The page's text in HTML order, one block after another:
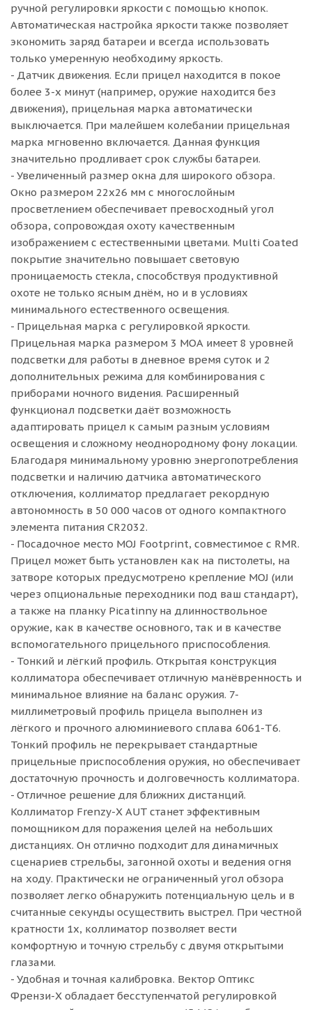
ручной регулировки яркости с помощью кнопок.
Автоматическая настройка яркости также позволяет
экономить заряд батареи и всегда использовать
только умеренную необходиму яркость.
- Датчик движения. Если прицел находится в покое
более 3-х минут (например, оружие находится без
движения), прицельная марка автоматически
выключается. При малейшем колебании прицельная
марка мгновенно включается. Данная функция
значительно продливает срок службы батареи.
- Увеличенный размер окна для широкого обзора.
Окно размером 22x26 мм с многослойным
просветлением обеспечивает превосходный угол
обзора, сопровождая охоту качественным
изображением с естественными цветами. Multi Coated
покрытие значительно повышает световую
проницаемость стекла, способствуя продуктивной
охоте не только ясным днём, но и в условиях
минимального естественного освещения.
- Прицельная марка с регулировкой яркости.
Прицельная марка размером 3 МОА имеет 8 уровней
подсветки для работы в дневное время суток и 2
дополнительных режима для комбинирования с
приборами ночного видения. Расширенный
функционал подсветки даёт возможность
адаптировать прицел к самым разным условиям
освещения и сложному неоднородному фону локации.
Благодаря минимальному уровню энергопотребления
подсветки и наличию датчика автоматического
отключения, коллиматор предлагает рекордную
автономность в 50 000 часов от одного компактного
элемента питания CR2032.
- Посадочное место MOJ Footprint, совместимое с RMR.
Прицел может быть установлен как на пистолеты, на
затворе которых предусмотрено крепление MOJ (или
через опциональные переходники под ваш стандарт),
а также на планку Picatinny на длинноствольное
оружие, как в качестве основного, так и в качестве
вспомогательного прицельного приспособления.
- Тонкий и лёгкий профиль. Открытая конструкция
коллиматора обеспечивает отличную манёвренность и
минимальное влияние на баланс оружия. 7-
миллиметровый профиль прицела выполнен из
лёгкого и прочного алюминиевого сплава 6061-T6.
Тонкий профиль не перекрывает стандартные
прицельные приспособления оружия, но обеспечивает
достаточную прочность и долговечность коллиматора.
- Отличное решение для ближних дистанций.
Коллиматор Frenzy-X AUT станет эффективным
помощником для поражения целей на небольших
дистанциях. Он отлично подходит для динамичных
сценариев стрельбы, загонной охоты и ведения огня
на ходу. Практически не ограниченный угол обзора
позволяет легко обнаружить потенциальную цель и в
считанные секунды осуществить выстрел. При честной
кратности 1х, коллиматор позволяет вести
комфортную и точную стрельбу с двумя открытыми
глазами.
- Удобная и точная калибровка. Вектор Оптикс
Френзи-X обладает бесступенчатой регулировкой